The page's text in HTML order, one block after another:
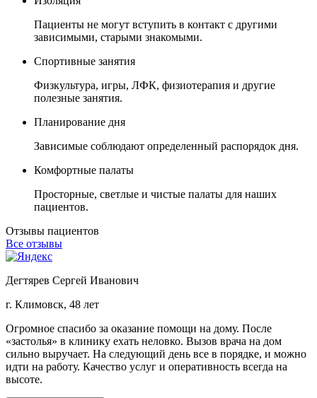
Пациенты не могут вступить в контакт с другими
зависимыми, старыми знакомыми.
Спортивные занятия
Физкультура, игры, ЛФК, физиотерапия и другие
полезные занятия.
Планирование дня
Зависимые соблюдают определенный распорядок дня.
Комфортные палаты
Просторные, светлые и чистые палаты для наших
пациентов.
Отзывы пациентов
Все отзывы
Дегтярев Сергей Иванович
г. Климовск, 48 лет
Огромное спасибо за оказание помощи на дому. После
«застолья» в клинику ехать неловко. Вызов врача на дом
сильно выручает. На следующий день все в порядке, и можно
идти на работу. Качество услуг и оперативность всегда на
высоте.